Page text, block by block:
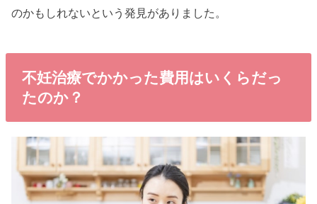
のかもしれないという発見がありました。
不妊治療でかかった費用はいくらだっ
たのか？